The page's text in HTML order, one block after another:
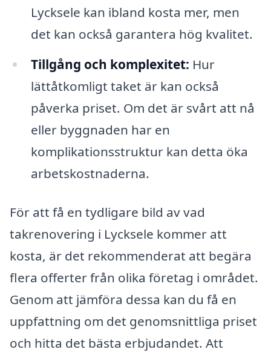
Lycksele kan ibland kosta mer, men
det kan också garantera hög kvalitet.
Tillgång och komplexitet: Hur
lättåtkomligt taket är kan också
påverka priset. Om det är svårt att nå
eller byggnaden har en
komplikationsstruktur kan detta öka
arbetskostnaderna.
För att få en tydligare bild av vad
takrenovering i Lycksele kommer att
kosta, är det rekommenderat att begära
flera offerter från olika företag i området.
Genom att jämföra dessa kan du få en
uppfattning om det genomsnittliga priset
och hitta det bästa erbjudandet. Att